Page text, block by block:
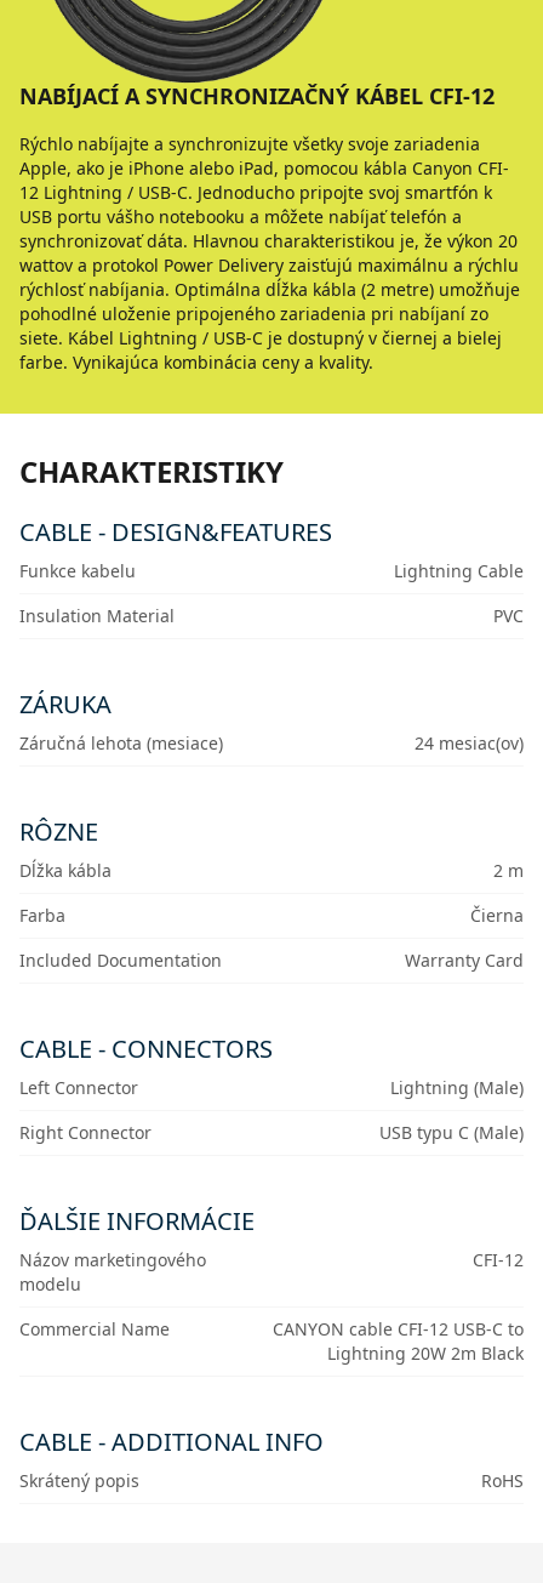
NABÍJACÍ A SYNCHRONIZAČNÝ KÁBEL CFI-12
Rýchlo nabíjajte a synchronizujte všetky svoje zariadenia
Apple, ako je iPhone alebo iPad, pomocou kábla Canyon CFI-
12 Lightning / USB-C. Jednoducho pripojte svoj smartfón k
USB portu vášho notebooku a môžete nabíjať telefón a
synchronizovať dáta. Hlavnou charakteristikou je, že výkon 20
wattov a protokol Power Delivery zaisťujú maximálnu a rýchlu
rýchlosť nabíjania. Optimálna dĺžka kábla (2 metre) umožňuje
pohodlné uloženie pripojeného zariadenia pri nabíjaní zo
siete. Kábel Lightning / USB-C je dostupný v čiernej a bielej
farbe. Vynikajúca kombinácia ceny a kvality.
CHARAKTERISTIKY
CABLE - DESIGN&FEATURES
Funkce kabelu
Lightning Cable
Insulation Material
PVC
ZÁRUKA
Záručná lehota (mesiace) 24 mesiac(ov)
RÔZNE
Dĺžka kábla
2 m
Farba
Čierna
Included Documentation
Warranty Card
CABLE - CONNECTORS
Left Connector
Lightning (Male)
Right Connector
USB typu C (Male)
ĎALŠIE INFORMÁCIE
Názov marketingového
modelu
СFI-12
Commercial Name
CANYON cable CFI-12 USB-C to
Lightning 20W 2m Black
CABLE - ADDITIONAL INFO
Skrátený popis RoHS